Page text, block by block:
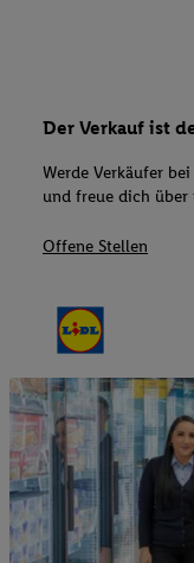
Der Verkauf ist
Werde Verkäufer
und freue dich über
Offene Stellen